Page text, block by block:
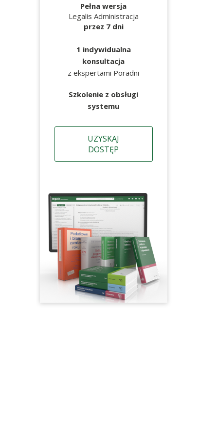
Pełna wersja
Legalis Administracja
przez 7 dni
1 indywidualna
konsultacja
z ekspertami Poradni
Szkolenie z obsługi
systemu
UZYSKAJ
DOSTĘP